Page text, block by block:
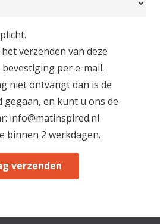
verzenden van deze
per e-mail.
niet ontvangt dan is de
en kunt u ons de
info@matinspired.nl
binnen 2 werkdagen.